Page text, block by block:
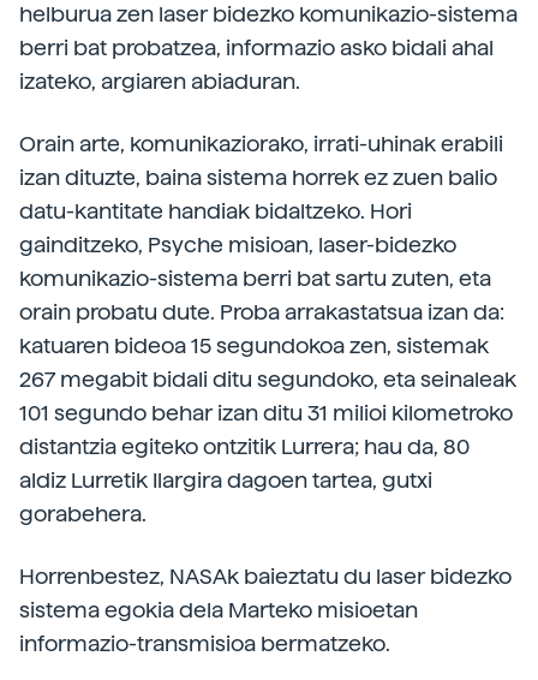
helburua zen laser bidezko komunikazio-sistema
berri bat probatzea, informazio asko bidali ahal
izateko, argiaren abiaduran.
Orain arte, komunikaziorako, irrati-uhinak erabili
izan dituzte, baina sistema horrek ez zuen balio
datu-kantitate handiak bidaltzeko. Hori
gainditzeko, Psyche misioan, laser-bidezko
komunikazio-sistema berri bat sartu zuten, eta
orain probatu dute. Proba arrakastatsua izan da:
katuaren bideoa 15 segundokoa zen, sistemak
267 megabit bidali ditu segundoko, eta seinaleak
101 segundo behar izan ditu 31 milioi kilometroko
distantzia egiteko ontzitik Lurrera; hau da, 80
aldiz Lurretik Ilargira dagoen tartea, gutxi
gorabehera.
Horrenbestez, NASAk baieztatu du laser bidezko
sistema egokia dela Marteko misioetan
informazio-transmisioa bermatzeko.